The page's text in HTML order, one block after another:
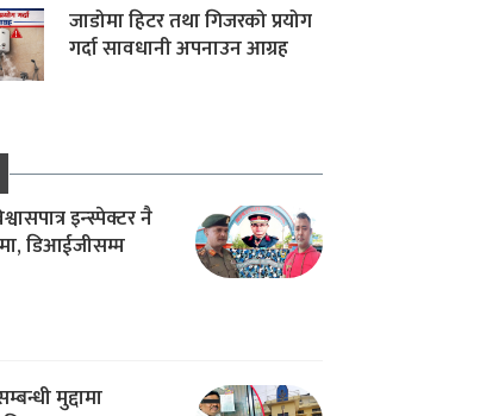
जाडोमा हिटर तथा गिजरको प्रयोग
गर्दा सावधानी अपनाउन आग्रह
इन्स्पेक्टर नै
डिआईजीसम्म
मुद्दामा